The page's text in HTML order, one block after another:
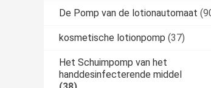
De Pomp van de lotionautomaat
kosmetische lotionpomp (37)
Het Schuimpomp van het
handdesinfecterende middel